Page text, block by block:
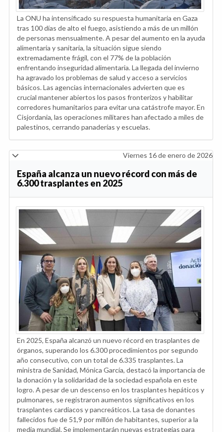
La ONU ha intensificado su respuesta humanitaria en Gaza
tras 100 días de alto el fuego, asistiendo a más de un millón
de personas mensualmente. A pesar del aumento en la ayuda
alimentaria y sanitaria, la situación sigue siendo
extremadamente frágil, con el 77% de la población
enfrentando inseguridad alimentaria. La llegada del invierno
ha agravado los problemas de salud y acceso a servicios
básicos. Las agencias internacionales advierten que es
crucial mantener abiertos los pasos fronterizos y habilitar
corredores humanitarios para evitar una catástrofe mayor. En
Cisjordania, las operaciones militares han afectado a miles de
palestinos, cerrando panaderías y escuelas.
Viernes 16 de enero de 2026
España alcanza un nuevo récord con más de
6.300 trasplantes en 2025
En 2025, España alcanzó un nuevo récord en trasplantes de
órganos, superando los 6.300 procedimientos por segundo
año consecutivo, con un total de 6.335 trasplantes. La
ministra de Sanidad, Mónica García, destacó la importancia de
la donación y la solidaridad de la sociedad española en este
logro. A pesar de un descenso en los trasplantes hepáticos y
pulmonares, se registraron aumentos significativos en los
trasplantes cardiacos y pancreáticos. La tasa de donantes
fallecidos fue de 51,9 por millón de habitantes, superior a la
media mundial. Se implementarán nuevas estrategias para